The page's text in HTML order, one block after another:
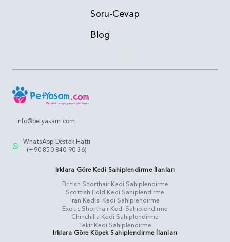
Soru-Cevap
Blog
info@petyasam.com
WhatsApp Destek Hattı
(+90 850 840 90 36)
Irklara Göre Kedi Sahiplendirme İlanları
British Shorthair Kedi Sahiplendirme
Scottish Fold Kedi Sahiplendirme
İran Kedisi Kedi Sahiplendirme
Exotic Shorthair Kedi Sahiplendirme
Chinchilla Kedi Sahiplendirme
Tekir Kedi Sahiplendirme
Irklara Göre Köpek Sahiplendirme İlanları